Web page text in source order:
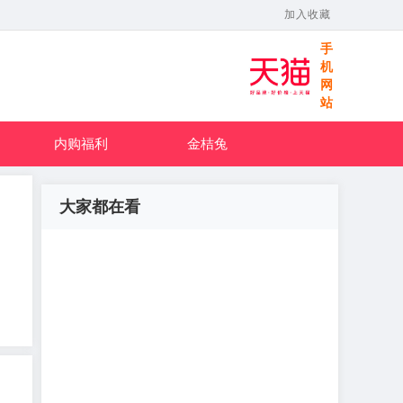
加入收藏
手
机
网
站
内购福利 金桔兔
大家都在看